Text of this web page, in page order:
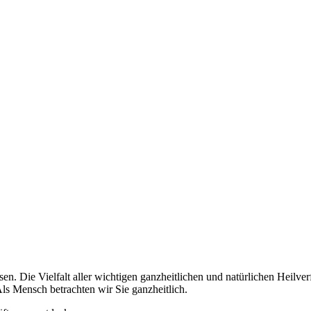
Die Vielfalt aller wichtigen ganzheitlichen und natürlichen
Mensch betrachten wir Sie ganzheitlich.